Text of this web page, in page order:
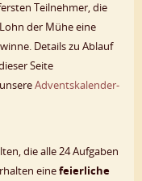
Teilnehmer, die
der Mühe eine
Details zu Ablauf
Seite
Adventskalender-
die alle 24 Aufgaben
einefeierliche